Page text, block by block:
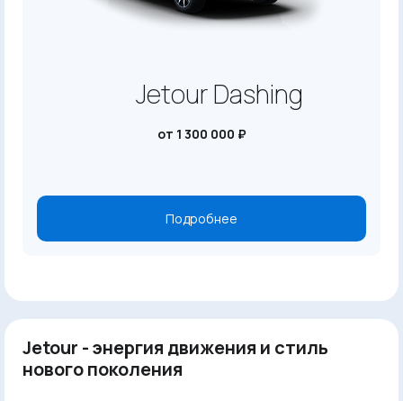
Jetour Dashing
от 1 300 000 ₽
Подробнее
Jetour - энергия движения и стиль
нового поколения